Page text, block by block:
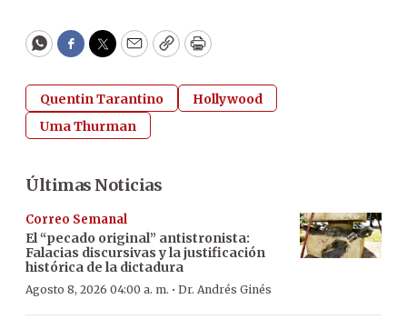
WhatsApp
Facebook
Twitter
EmailCopyPrint
Quentin Tarantino
Hollywood
Uma Thurman
Últimas Noticias
Correo Semanal
El “pecado original” antistronista:
Falacias discursivas y la justificación
histórica de la dictadura
Agosto 8, 2026 04:00 a. m. · Dr. Andrés Ginés